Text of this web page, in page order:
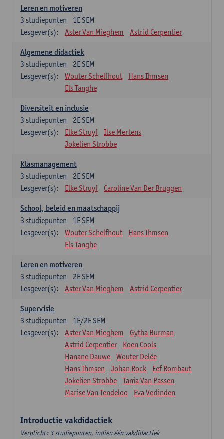
Leren en motiveren
1E SEM
3 studiepunten
Lesgever(s):
Aster Van Mieghem Astrid Cerpentier
Algemene didactiek
2E SEM
3 studiepunten
Lesgever(s):
Wouter Schelfhout
Hans Ihmsen
Els Tanghe
Diversiteit en inclusie
2E SEM
3 studiepunten
Lesgever(s):
Elke Struyf
Ilse Mertens
Jokelien Strobbe
Klasmanagement
2E SEM
3 studiepunten
Lesgever(s):
Elke Struyf Caroline Van Der Bruggen
School, beleid en maatschappij
1E SEM
3 studiepunten
Lesgever(s):
Wouter Schelfhout
Hans Ihmsen
Els Tanghe
Leren en motiveren
2E SEM
3 studiepunten
Lesgever(s):
Aster Van Mieghem Astrid Cerpentier
Supervisie
1E/2E SEM
3 studiepunten
Lesgever(s):
Aster Van Mieghem
Gytha Burman
Astrid Cerpentier
Koen Cools
Hanane Dauwe
Wouter Delée
Hans Ihmsen
Johan Rock
Eef Rombaut
Jokelien Strobbe
Tania Van Passen
Marise Van Tendeloo
Eva Verlinden
Introductie vakdidactiek
Verplicht: 3 studiepunten, indien één vakdidactiek